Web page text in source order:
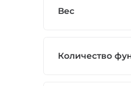
Вес
Количество